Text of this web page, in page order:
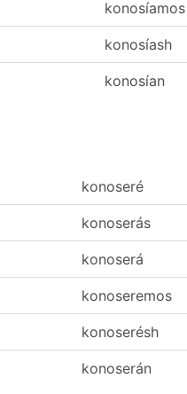
konosíamos
konosíash
konosían
konoseré
konoserás
konoserá
konoseremos
konoserésh
konoserán